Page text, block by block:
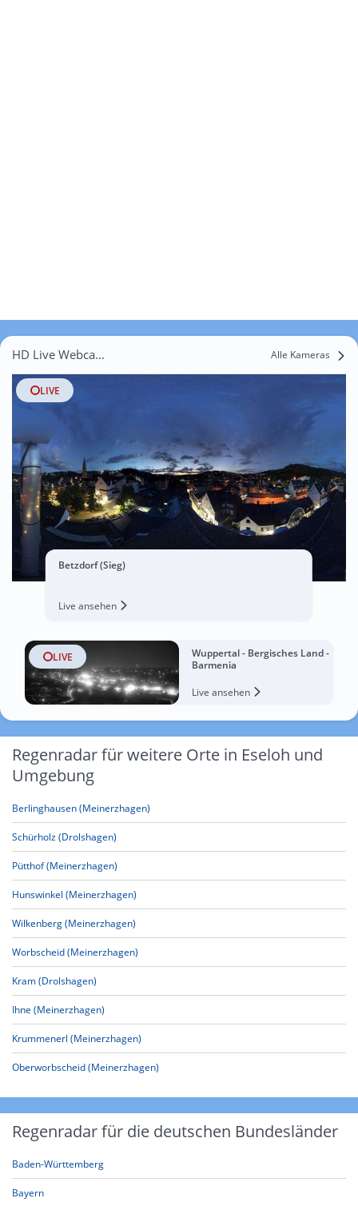
HD Live Webcams Eseloh Alle Kameras
LIVE
Betzdorf (Sieg)
Live ansehen
LIVE
Wuppertal - Bergisches Land -
Barmenia
Live ansehen
Regenradar für weitere Orte in Eseloh und
Umgebung
Berlinghausen (Meinerzhagen)
Schürholz (Drolshagen)
Pütthof (Meinerzhagen)
Hunswinkel (Meinerzhagen)
Wilkenberg (Meinerzhagen)
Worbscheid (Meinerzhagen)
Kram (Drolshagen)
Ihne (Meinerzhagen)
Krummenerl (Meinerzhagen)
Oberworbscheid (Meinerzhagen)
Regenradar für die deutschen Bundesländer
Baden-Württemberg
Bayern